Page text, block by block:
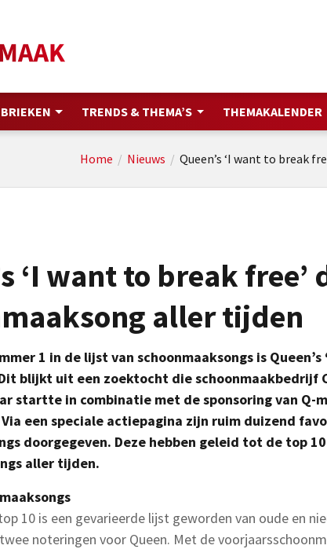
TRENDS & THEMA’S THEMAKALENDER
Home / Nieuws / Queen’s ‘I want to break
‘I want to break free’
aller tijden
1 in de lijst van schoonmaaksongs is Queen’s
blijkt uit een zoektocht die schoonmaakbedrijf
startte in combinatie met de sponsoring van Q-
Via een speciale actiepagina zijn ruim duizend
doorgegeven. Deze hebben geleid tot de top 10
aller tijden.
10 is een gevarieerde lijst geworden van oude en
noteringen voor Queen. Met de